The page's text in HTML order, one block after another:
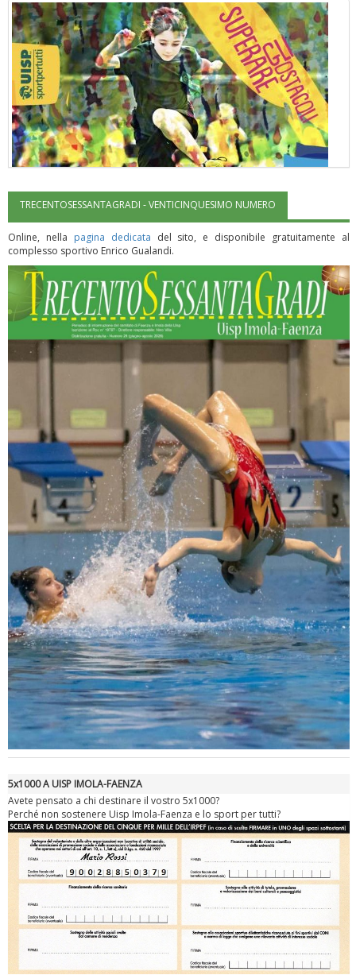
"Superare gli ostacoli": la relazione di Tiziano Pesce al CN Uisp
Luglio 2026: "Pensando con i piedi, si possono fare le
rivoluzioni"
Tiziano Pesce a Radio InBlu2000 traccia il bilancio della stagione
Ddl Lobby, Uisp: “Il Parlamento valorizzi le nostre specificità"
TRECENTOSESSANTAGRADI - VENTICINQUESIMO NUMERO
Online, nella pagina dedicata del sito, e disponibile gratuitamente al
complesso sportivo Enrico Gualandi.
5x1000 A UISP IMOLA-FAENZA
Avete pensato a chi destinare il vostro 5x1000?
Perché non sostenere Uisp Imola-Faenza e lo sport per tutti?